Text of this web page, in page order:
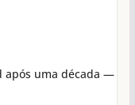
após uma década —